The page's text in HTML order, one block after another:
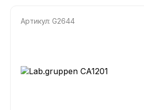
Артикул: G2644